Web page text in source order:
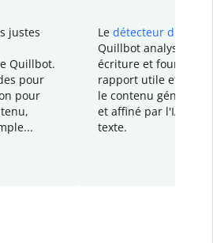
justes
Quillbot.
pour
pour
Le détecteur d'IA
Quillbot analyse votre
écriture et fournit un
rapport utile et
le contenu généré
et affiné par l'IA
texte.